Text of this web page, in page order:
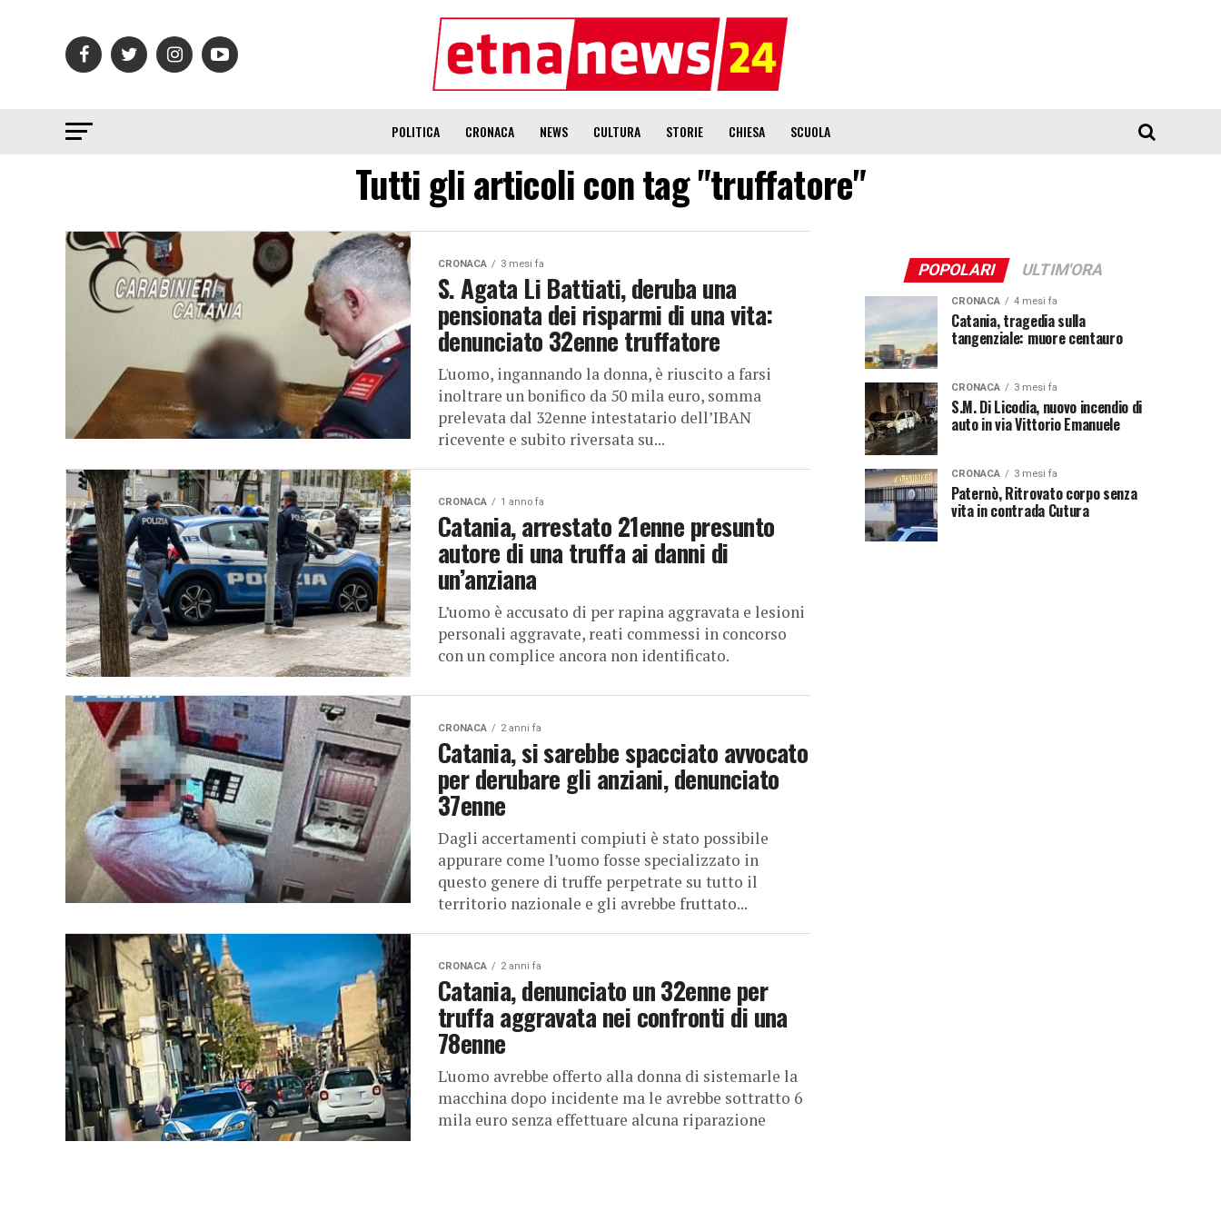
POLITICA CRONACA NEWS CULTURA STORIE CHIESA SCUOLA
Tutti gli articoli con tag "truffatore"
CRONACA 3 mesi fa
S. Agata Li Battiati, deruba una
pensionata dei risparmi di una vita:
denunciato 32enne truffatore
L'uomo, ingannando la donna, è riuscito a farsi
inoltrare un bonifico da 50 mila euro, somma
prelevata dal 32enne intestatario dell’IBAN
ricevente e subito riversata su...
CRONACA 1 anno fa
Catania, arrestato 21enne presunto
autore di una truffa ai danni di
un’anziana
L’uomo è accusato di per rapina aggravata e lesioni
personali aggravate, reati commessi in concorso
con un complice ancora non identificato.
CRONACA 2 anni fa
Catania, si sarebbe spacciato avvocato
per derubare gli anziani, denunciato
37enne
Dagli accertamenti compiuti è stato possibile
appurare come l’uomo fosse specializzato in
questo genere di truffe perpetrate su tutto il
territorio nazionale e gli avrebbe fruttato...
CRONACA 2 anni fa
Catania, denunciato un 32enne per
truffa aggravata nei confronti di una
78enne
L'uomo avrebbe offerto alla donna di sistemarle la
macchina dopo incidente ma le avrebbe sottratto 6
mila euro senza effettuare alcuna riparazione
POPOLARI ULTIM'ORA
CRONACA 4 mesi fa
Catania, tragedia sulla
tangenziale: muore centauro
CRONACA 3 mesi fa
S.M. Di Licodia, nuovo incendio di
auto in via Vittorio Emanuele
CRONACA 3 mesi fa
Paternò, Ritrovato corpo senza
vita in contrada Cutura